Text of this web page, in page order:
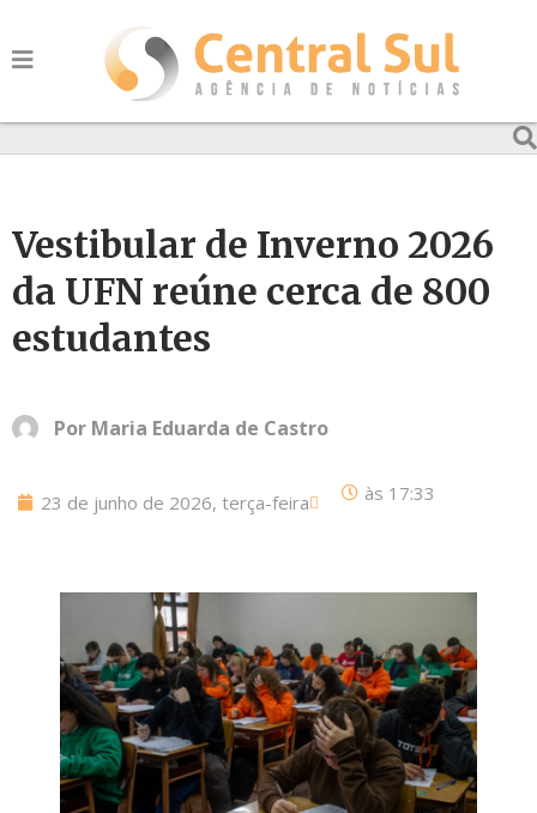
Vestibular de Inverno 2026
da UFN reúne cerca de 800
estudantes
Por Maria Eduarda de Castro
23 de junho de 2026, terça-feira às 17:33